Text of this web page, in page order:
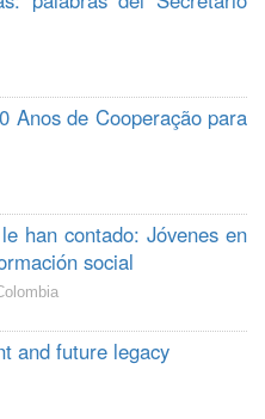
Anos de Cooperação para
han contado: Jóvenes en
social
and future legacy